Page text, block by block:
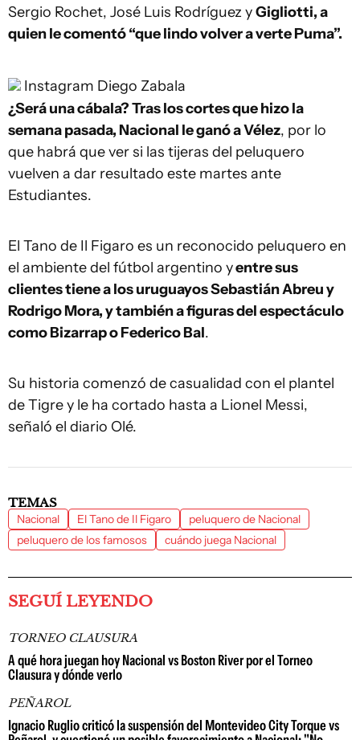
Sergio Rochet, José Luis Rodríguez yGigliotti, a
quien le comentó “que lindo volver a verte Puma”.
Instagram Diego Zabala
¿Será una cábala? Tras los cortes que hizo la
semana pasada, Nacional le ganó a Vélez, por lo
que habrá que ver si las tijeras del peluquero
vuelven a dar resultado este martes ante
Estudiantes.
El Tano de Il Figaro es un reconocido peluquero en
el ambiente del fútbol argentino yentre sus
clientes tiene a los uruguayos Sebastián Abreu y
Rodrigo Mora, y también a figuras del espectáculo
como Bizarrap o Federico Bal.
Su historia comenzó de casualidad con el plantel
de Tigre y le ha cortado hasta a Lionel Messi,
señaló el diario Olé.
TEMAS
Nacional El Tano de Il Figaro
peluquero de Nacional
peluquero de los famosos
cuándo juega Nacional
SEGUÍ LEYENDO
TORNEO CLAUSURA
A qué hora juegan hoy Nacional vs Boston River por el Torneo
Clausura y dónde verlo
PEÑAROL
Ignacio Ruglio criticó la suspensión del Montevideo City Torque vs